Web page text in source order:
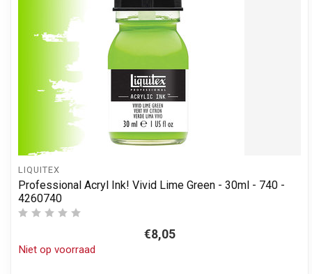
LIQUITEX
Professional Acryl Ink! Vivid Lime Green - 30ml - 740 -
4260740
€8,05
Niet op voorraad